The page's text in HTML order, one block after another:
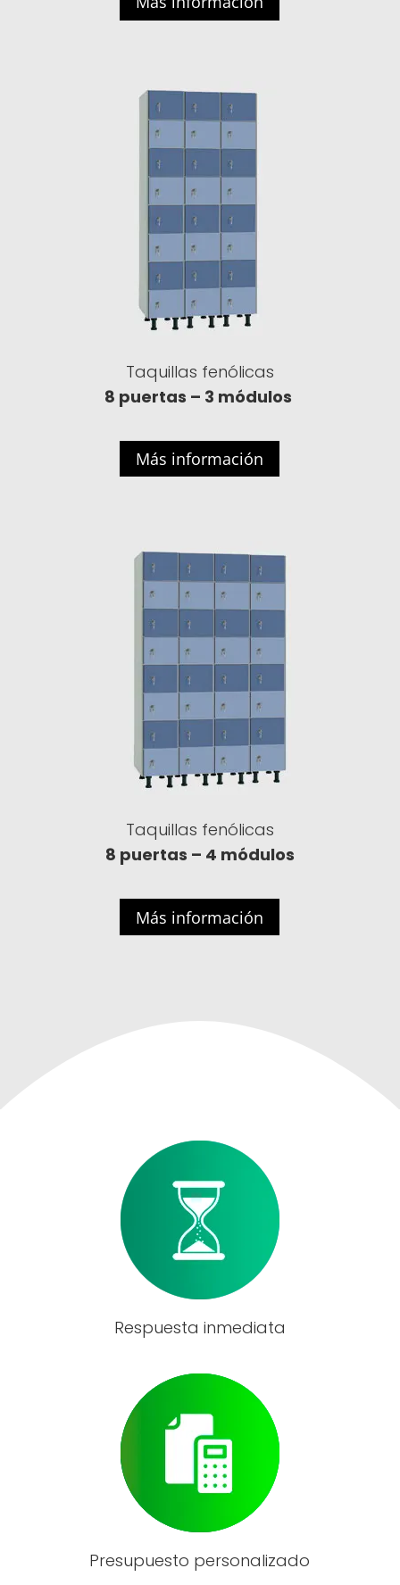
Taquillas fenólicas
8 puertas – 3 módulos
Más información
Taquillas fenólicas
8 puertas – 4 módulos
Más información
Respuesta inmediata
Presupuesto personalizado